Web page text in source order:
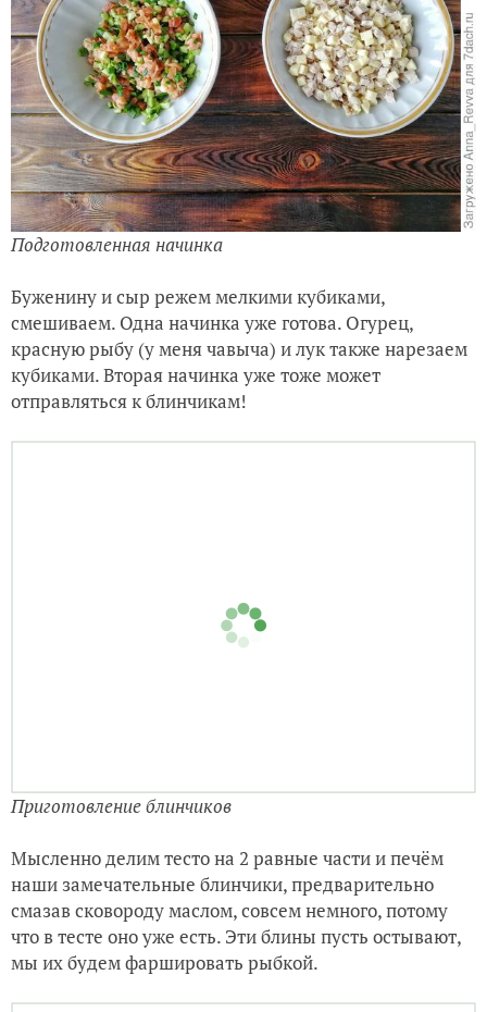
Подготовленная начинка
Буженину и сыр режем мелкими кубиками,
смешиваем. Одна начинка уже готова. Огурец,
красную рыбу (у меня чавыча) и лук также нарезаем
кубиками. Вторая начинка уже тоже может
отправляться к блинчикам!
Приготовление блинчиков
Мысленно делим тесто на 2 равные части и печём
наши замечательные блинчики, предварительно
смазав сковороду маслом, совсем немного, потому
что в тесте оно уже есть. Эти блины пусть остывают,
мы их будем фаршировать рыбкой.